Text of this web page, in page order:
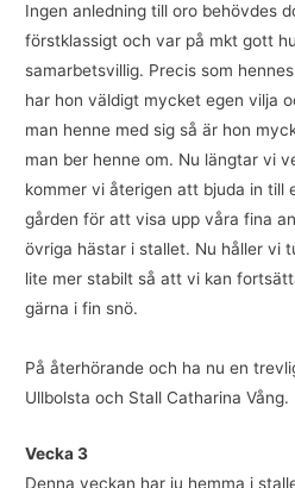
Ingen anledning till oro behövdes
förstklassigt och var på mkt gott
samarbetsvillig. Precis som
har hon väldigt mycket egen vilja
man henne med sig så är hon
man ber henne om. Nu längtar vi
kommer vi återigen att bjuda in till
gården för att visa upp våra fina
övriga hästar i stallet. Nu håller vi
lite mer stabilt så att vi kan
gärna i fin snö.
På återhörande och ha nu en
Ullbolsta och Stall Catharina Vång.
Vecka 3
Denna veckan har ju hemma i